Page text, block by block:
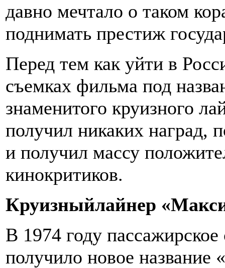
давно мечтало о таком
поднимать престиж
Перед тем как уйти в
съемках фильма под
знаменитого круизного
получил никаких наград,
и получил массу
кинокритиков.
Круизныйлайнер «
В 1974 году
получило новое